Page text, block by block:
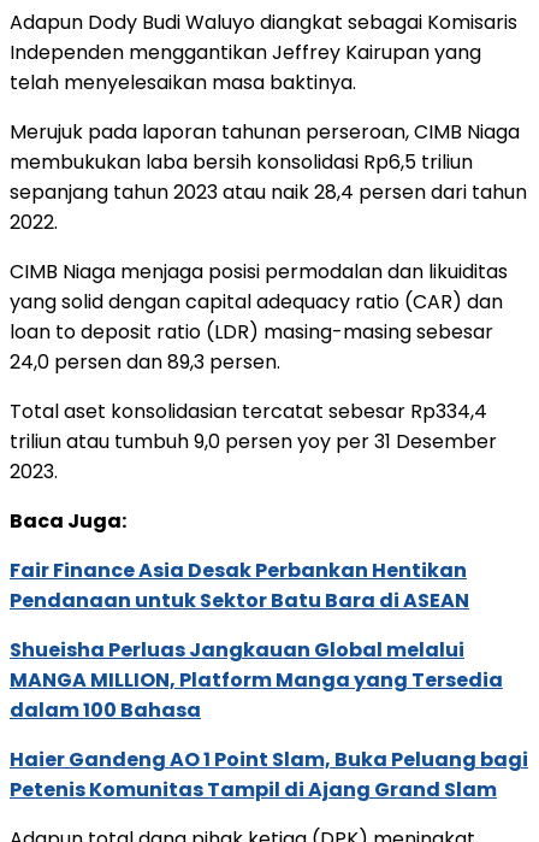
Adapun Dody Budi Waluyo diangkat sebagai Komisaris
Independen menggantikan Jeffrey Kairupan yang
telah menyelesaikan masa baktinya.
Merujuk pada laporan tahunan perseroan, CIMB Niaga
membukukan laba bersih konsolidasi Rp6,5 triliun
sepanjang tahun 2023 atau naik 28,4 persen dari tahun
2022.
CIMB Niaga menjaga posisi permodalan dan likuiditas
yang solid dengan capital adequacy ratio (CAR) dan
loan to deposit ratio (LDR) masing-masing sebesar
24,0 persen dan 89,3 persen.
Total aset konsolidasian tercatat sebesar Rp334,4
triliun atau tumbuh 9,0 persen yoy per 31 Desember
2023.
Baca Juga:
Fair Finance Asia Desak Perbankan Hentikan
Pendanaan untuk Sektor Batu Bara di ASEAN
Shueisha Perluas Jangkauan Global melalui
MANGA MILLION, Platform Manga yang Tersedia
dalam 100 Bahasa
Haier Gandeng AO 1 Point Slam, Buka Peluang bagi
Petenis Komunitas Tampil di Ajang Grand Slam